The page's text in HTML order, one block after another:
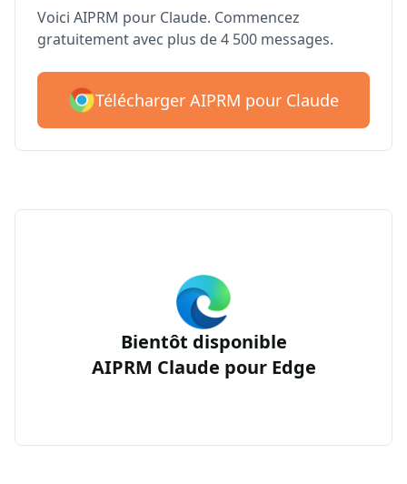
Voici AIPRM pour Claude. Commencez
gratuitement avec plus de 4 500 messages.
Télécharger AIPRM pour Claude
Bientôt disponible
AIPRM Claude pour Edge